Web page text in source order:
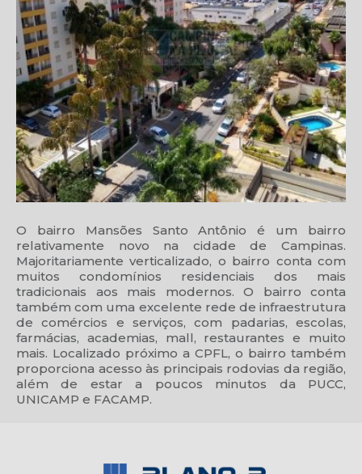
O bairro Mansões Santo Antônio é um bairro
relativamente novo na cidade de Campinas.
Majoritariamente verticalizado, o bairro conta com
muitos condomínios residenciais dos mais
tradicionais aos mais modernos. O bairro conta
também com uma excelente rede de infraestrutura
de comércios e serviços, com padarias, escolas,
farmácias, academias, mall, restaurantes e muito
mais. Localizado próximo a CPFL, o bairro também
proporciona acesso às principais rodovias da região,
além de estar a poucos minutos da PUCC,
UNICAMP e FACAMP.